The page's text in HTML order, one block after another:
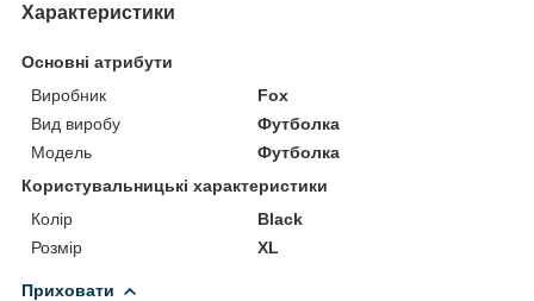
Характеристики
Основні атрибути
Виробник
Fox
Вид виробу
Футболка
Модель
Футболка
Користувальницькі характеристики
Колір
Black
Розмір
XL
Приховати